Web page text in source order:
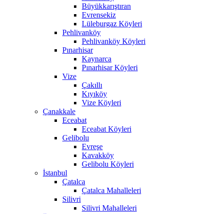
Büyükkarıştıran
Evrensekiz
Lüleburgaz Köyleri
Pehlivanköy
Pehlivanköy Köyleri
Pınarhisar
Kaynarca
Pınarhisar Köyleri
Vize
Çakıllı
Kıyıköy
Vize Köyleri
Çanakkale
Eceabat
Eceabat Köyleri
Gelibolu
Evreşe
Kavakköy
Gelibolu Köyleri
İstanbul
Çatalca
Çatalca Mahalleleri
Silivri
Silivri Mahalleleri